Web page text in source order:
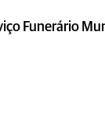
Funerário